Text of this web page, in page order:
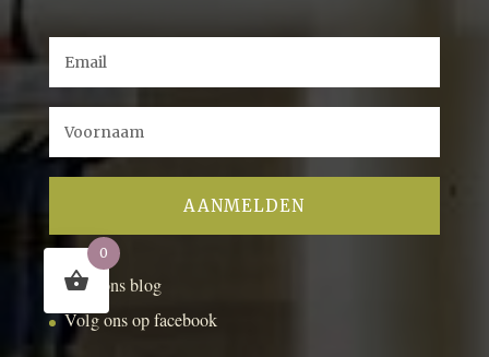
Lees ons blog
Volg ons op facebook
0